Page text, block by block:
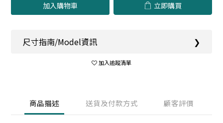
加入購物車 立即購買
尺寸指南/Model資訊 ❯
加入追蹤清單
商品描述 送貨及付款方式 顧客評價